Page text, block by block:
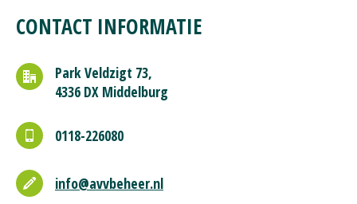
CONTACT INFORMATIE
Park Veldzigt 73,
4336 DX Middelburg
0118-226080
info@avvbeheer.nl